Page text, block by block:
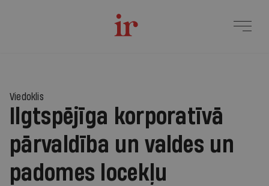
Viedoklis
Ilgtspējīga korporatīvā
pārvaldība un valdes un
padomes locekļu